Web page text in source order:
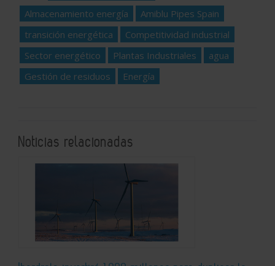
Almacenamiento energía
Amiblu Pipes Spain
transición energética
Competitividad industrial
Sector energético
Plantas Industriales
agua
Gestión de residuos
Energía
Noticias relacionadas